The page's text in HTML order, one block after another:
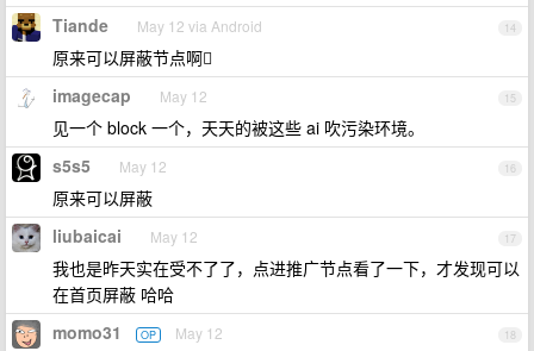
14
Tiande May 12 via Android
原来可以屏蔽节点啊🫪
15
imagecap May 12
见一个 block 一个，天天的被这些 ai 吹污染环境。
16
s5s5 May 12
原来可以屏蔽
17
liubaicai May 12
我也是昨天实在受不了了，点进推广节点看了一下，才发现可以
在首页屏蔽 哈哈
18
momo31 OP May 12